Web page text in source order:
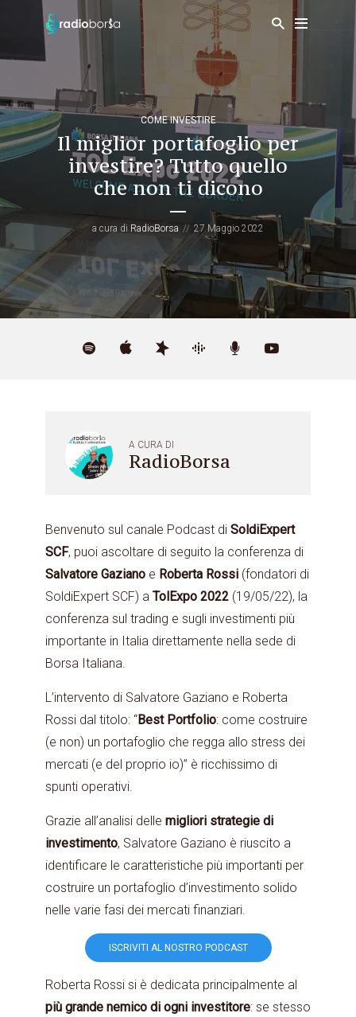
COME INVESTIRE
Il miglior portafoglio per
investire? Tutto quello
che non ti dicono
a cura di RadioBorsa 27 Maggio 2022
A CURA DI
RadioBorsa
Benvenuto sul canale Podcast di SoldiExpert
SCF, puoi ascoltare di seguito la conferenza di
Salvatore Gaziano e Roberta Rossi (fondatori di
SoldiExpert SCF) a TolExpo 2022 (19/05/22), la
conferenza sul trading e sugli investimenti più
importante in Italia direttamente nella sede di
Borsa Italiana.
L’intervento di Salvatore Gaziano e Roberta
Rossi dal titolo: “Best Portfolio: come costruire
(e non) un portafoglio che regga allo stress dei
mercati (e del proprio io)” è ricchissimo di
spunti operativi.
Grazie all’analisi delle migliori strategie di
investimento, Salvatore Gaziano è riuscito a
identificare le caratteristiche più importanti per
costruire un portafoglio d’investimento solido
nelle varie fasi dei mercati finanziari.
ISCRIVITI AL NOSTRO PODCAST
Roberta Rossi si è dedicata principalmente al
più grande nemico di ogni investitore: se stesso